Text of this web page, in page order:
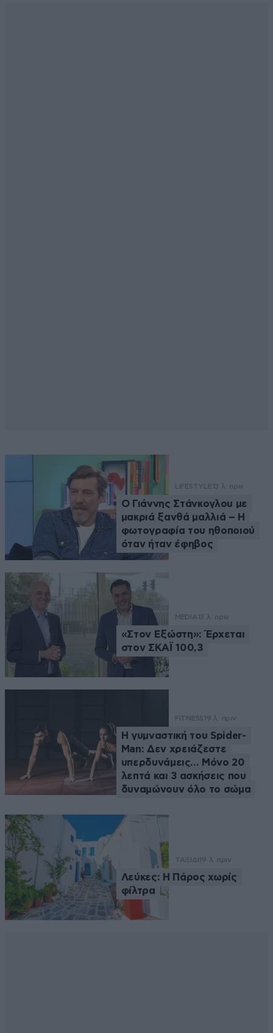
LIFESTYLE 13 λ. πριν
Ο Γιάννης Στάνκογλου με
μακριά ξανθά μαλλιά – Η
φωτογραφία του ηθοποιού
όταν ήταν έφηβος
MEDIA 13 λ. πριν
«Στον Εξώστη»: Έρχεται
στον ΣΚΑΪ 100,3
FITNESS 19 λ. πριν
Η γυμναστική του Spider-
Man: Δεν χρειάζεστε
υπερδυνάμεις… Μόνο 20
λεπτά και 3 ασκήσεις που
δυναμώνουν όλο το σώμα
ΤΑΞΙΔΙ 19 λ. πριν
Λεύκες: Η Πάρος χωρίς
φίλτρα